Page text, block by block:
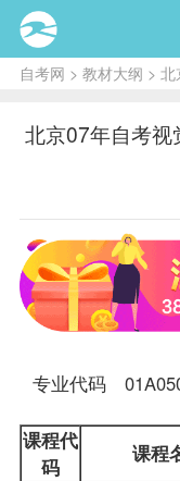
自考网 > 教材大纲 > 北
北京07年自考视
专业代码
课程代
码
课程